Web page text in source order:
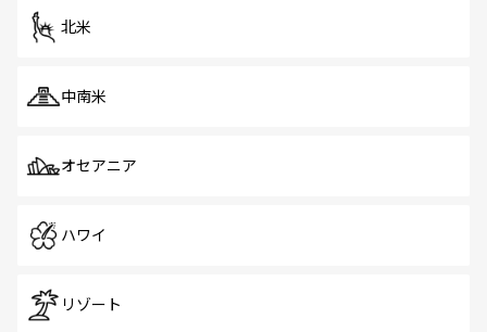
北米
中南米
オセアニア
ハワイ
リゾート